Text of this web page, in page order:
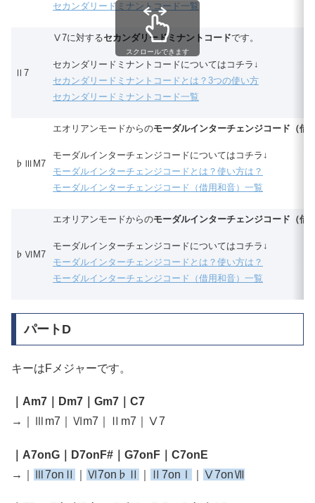
セカンダリードミナントコード一覧
Ⅱ7
Ⅴ7に対するセカンダリードミナントコードです。
セカンダリードミナントコードについてはコチラ↓
セカンダリードミナントコードとは？3つの使い方
セカンダリードミナントコード一覧
♭ⅢM7
エオリアンモードからのモーダルインターチェンジコード（借
モーダルインターチェンジコードについてはコチラ↓
モーダルインターチェンジコードとは？使い方は？
モーダルインターチェンジコード（借用和音）一覧
♭ⅥM7
エオリアンモードからのモーダルインターチェンジコード（借
モーダルインターチェンジコードについてはコチラ↓
モーダルインターチェンジコードとは？使い方は？
モーダルインターチェンジコード（借用和音）一覧
スクロールできます
パートD
キーはFメジャーです。
｜Am7｜Dm7｜Gm7｜C7
→｜Ⅲm7｜Ⅵm7｜Ⅱm7｜Ⅴ7
｜A7onG｜D7onF#｜G7onF｜C7onE
→｜
Ⅲ7onⅡ Ⅵ7on♭Ⅱ Ⅱ7onⅠ Ⅴ7onⅦ